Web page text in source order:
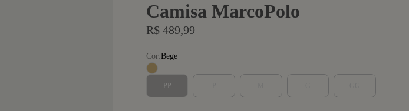
Camisa MarcoPolo
R$ 489,99
Cor:Bege
PP